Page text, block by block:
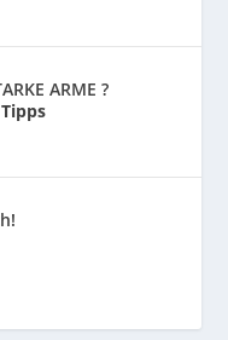
ARME ?